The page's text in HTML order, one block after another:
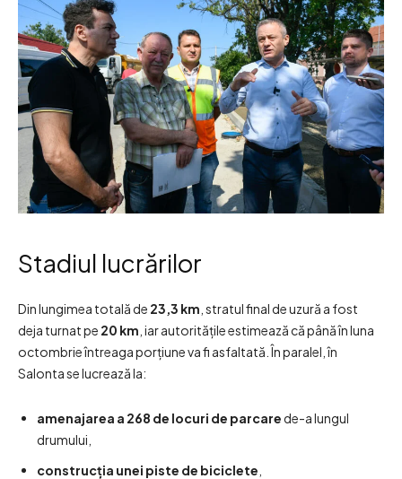
Stadiul lucrărilor
Din lungimea totală de 23,3 km , stratul final de uzură a fost
deja turnat pe 20 km , iar autoritățile estimează că până în luna
octombrie întreaga porțiune va fi asfaltată. În paralel, în
Salonta se lucrează la:
amenajarea a 268 de locuri de parcarede-a lungul
drumului,
construcția unei piste de biciclete